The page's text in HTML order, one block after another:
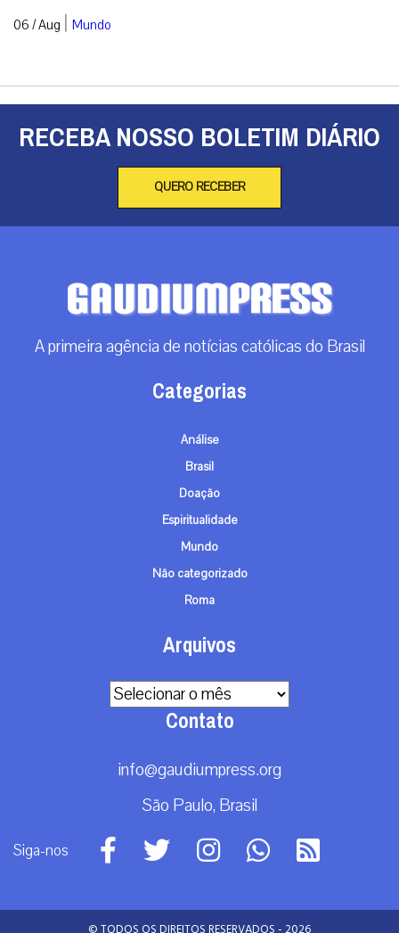
06 / Aug | Mundo
RECEBA NOSSO BOLETIM DIÁRIO
QUERO RECEBER
A primeira agência de notícias católicas do Brasil
Categorias
Análise
Brasil
Doação
Espiritualidade
Mundo
Não categorizado
Roma
Arquivos
Arquivos
Contato
info@gaudiumpress.org
São Paulo, Brasil
Siga-nos
© TODOS OS DIREITOS RESERVADOS - 2026